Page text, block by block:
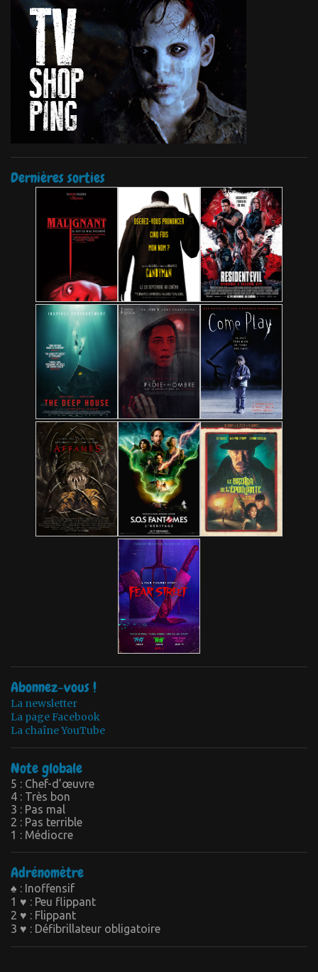
Dernières sorties
Abonnez-vous !
La newsletter
La page Facebook
La chaîne YouTube
Note globale
5 : Chef-d’œuvre
4 : Très bon
3 : Pas mal
2 : Pas terrible
1 : Médiocre
Adrénomètre
♠ : Inoffensif
1 ♥ : Peu flippant
2 ♥ : Flippant
3 ♥ : Défibrillateur obligatoire